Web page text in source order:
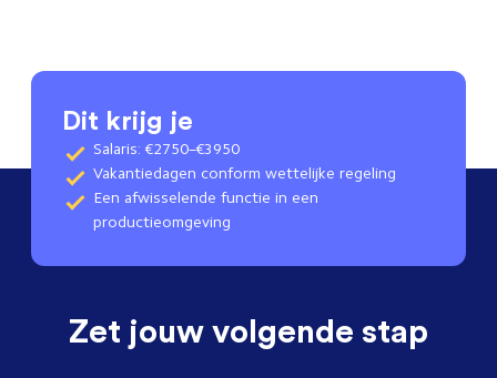
Dit krijg je
Salaris: €2750–€3950
Vakantiedagen conform wettelijke regeling
Een afwisselende functie in een
productieomgeving
Zet jouw volgende stap